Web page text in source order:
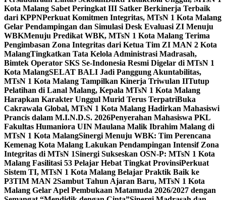
Kota Malang Sabet Peringkat III Satker Berkinerja Terbaik
dari KPPNPerkuat Komitmen Integritas, MTsN 1 Kota Malang
Gelar Pendampingan dan Simulasi Desk Evaluasi ZI Menuju
WBKMenuju Predikat WBK, MTsN 1 Kota Malang Terima
Pengimbasan Zona Integritas dari Ketua Tim ZI MAN 2 Kota
MalangTingkatkan Tata Kelola Administrasi Madrasah,
Bimtek Operator SKS Se-Indonesia Resmi Digelar di MTsN 1
Kota MalangSELAT BALI Jadi Panggung Akuntabilitas,
MTsN 1 Kota Malang Tampilkan Kinerja Triwulan IITutup
Pelatihan di Lanal Malang, Kepala MTsN 1 Kota Malang
Harapkan Karakter Unggul Murid Terus TerpatriBuka
Cakrawala Global, MTsN 1 Kota Malang Hadirkan Mahasiswi
Prancis dalam M.I.N.D.S. 2026Penyerahan Mahasiswa PKL
Fakultas Humaniora UIN Maulana Malik Ibrahim Malang di
MTsN 1 Kota MalangSinergi Menuju WBK: Tim Perencana
Kemenag Kota Malang Lakukan Pendampingan Intensif Zona
Integritas di MTsN 1Sinergi Sukseskan OSN-P: MTsN 1 Kota
Malang Fasilitasi 53 Pelajar Hebat Tingkat ProvinsiPerkuat
Sistem TI, MTsN 1 Kota Malang Belajar Praktik Baik ke
P3TIM MAN 2Sambut Tahun Ajaran Baru, MTsN 1 Kota
Malang Gelar Apel Pembukaan Matamuda 2026/2027 dengan